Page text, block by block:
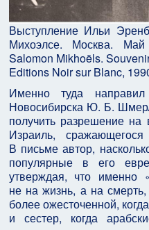
Выступление Ильи
Михоэлсе. Москва.
Salomon Mikhoëls.
Editions Noir sur Blanc,
Именно туда
Новосибирска Ю. Б.
получить разрешение
Израиль,
В письме автор,
популярные в его
утверждая, что именно
не на жизнь, а на смерть,
более ожесточенной,
и сестер, когда